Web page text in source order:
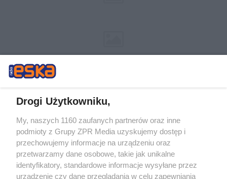
Żaden utwór zamieszczony w serwisie nie może być powielany i
rozpowszechniany lub dalej rozpowszechniany w jakikolwiek sposób (w
tym także elektroniczny lub mechaniczny) na jakimkolwiek polu
eksploatacji w jakiejkolwiek formie, włącznie z umieszczaniem w
Internecie bez pisemnej zgody właściciela praw. Jakiekolwiek użycie lub
wykorzystanie utworów w całości lub w części z naruszeniem prawa,
tzn. bez właściwej zgody, jest zabronione pod groźbą kary i może być
Drogi Użytkowniku,
My, naszych 1160 zaufanych partnerów oraz inne
podmioty z Grupy ZPR Media uzyskujemy dostęp i
przechowujemy informacje na urządzeniu oraz
przetwarzamy dane osobowe, takie jak unikalne
identyfikatory, standardowe informacje wysyłane przez
urządzenie czy dane przeglądania w celu zapewniania